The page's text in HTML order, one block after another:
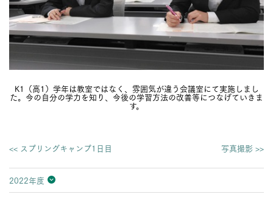
K1（高1）学年は教室ではなく、雰囲気が違う会議室にて実施しまし
た。今の自分の学力を知り、今後の学習方法の改善等につなげていきま
す。
<< スプリングキャンプ1日目 写真撮影 >>
2022年度
2026年度
2025年度
2024年度
2023年度
2022年度
2021年度
2020年度
2019年度
2018年度
2017年度
2016年度
2015年度
2014年度
2013年度